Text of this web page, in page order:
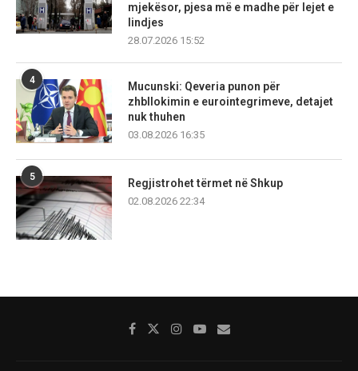
mjekësor, pjesa më e madhe për lejet e
lindjes
28.07.2026 15:52
4
Mucunski: Qeveria punon për
zhbllokimin e eurointegrimeve, detajet
nuk thuhen
03.08.2026 16:35
5
Regjistrohet tërmet në Shkup
02.08.2026 22:34